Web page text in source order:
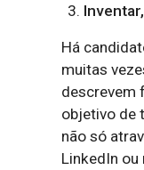
Há
muitas
descrevem
objetivo de
não só
LinkedIn